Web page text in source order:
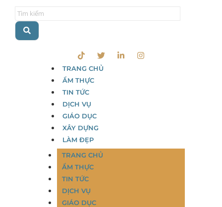
TRANG CHỦ
ẨM THỰC
TIN TỨC
DỊCH VỤ
GIÁO DỤC
XÂY DỰNG
LÀM ĐẸP
TRANG CHỦ
ẨM THỰC
TIN TỨC
DỊCH VỤ
GIÁO DỤC